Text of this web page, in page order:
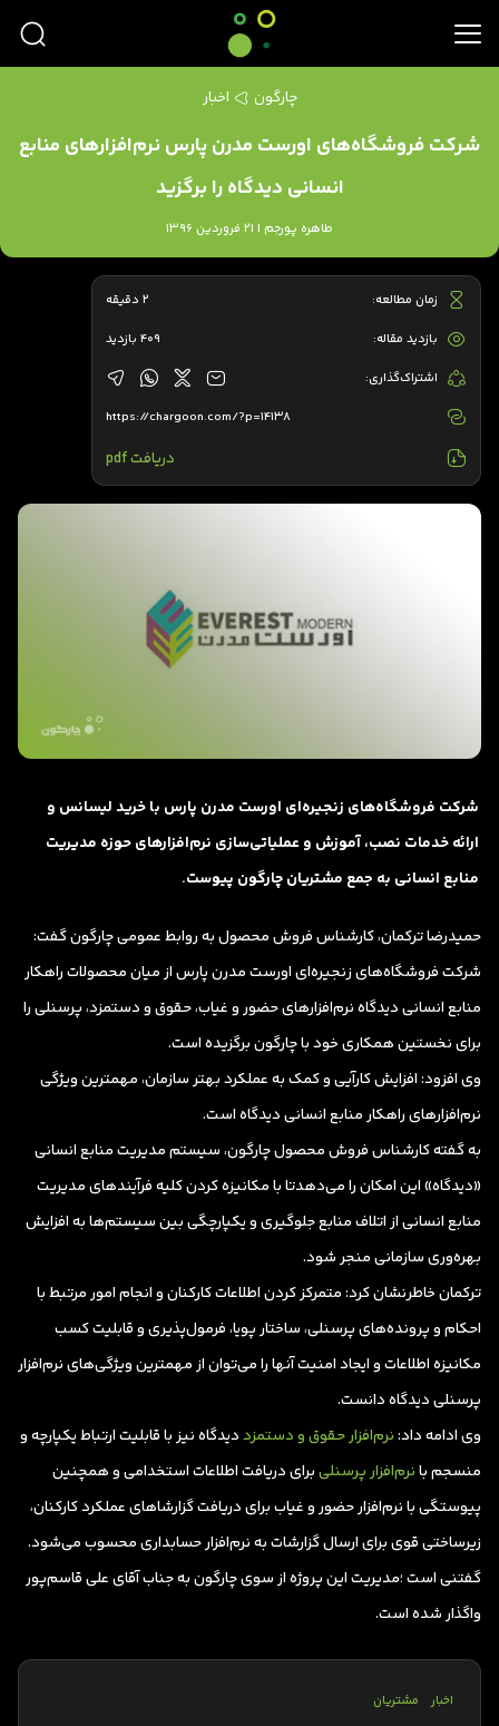
چارگون اخبار
شرکت فروشگاه‌های اورست مدرن پارس نرم‌افزارهای منابع
انسانی دیدگاه را برگزید
طاهره پورجم | 21 فروردین 1396
شرکت فروشگاه‌های زنجیره‌ای اورست مدرن پارس با خرید لیسانس و
ارائه خدمات نصب، آموزش و عملیاتی‌سازی نرم‌افزارهای حوزه مدیریت
منابع انسانی به جمع مشتریان چارگون پیوست.
حمیدرضا ترکمان، کارشناس فروش محصول به روابط عمومی چارگون گفت:
شرکت فروشگاه‌های زنجیره‌ای اورست مدرن پارس از میان محصولات راهکار
منابع انسانی دیدگاه نرم‌افزارهای حضور و غیاب، ‌حقوق و دستمزد، پرسنلی را
برای نخستین همکاری خود با چارگون برگزیده است.
وی افزود: افزایش کارآیی و کمک به عملکرد بهتر سازمان، مهمترین ویژگی
نرم‌افزارهای راهکار منابع انسانی دیدگاه است.
به گفته کارشناس فروش محصول چارگون، سیستم مدیریت منابع انسانی
«دیدگاه» این امکان را می‌دهدتا با مکانیزه کردن کلیه فرآیندهای مدیریت
منابع انسانی از اتلاف منابع جلوگیری و یکپارچگی بین سیستم‌ها به افزایش
بهره‌وری سازمانی منجر شود.
ترکمان خاطرنشان کرد: متمرکز کردن اطلاعات کارکنان و انجام امور مرتبط با
احکام و پرونده‌های پرسنلی، ساختار پویا، فرمول‌پذیری و قابلیت کسب
مکانیزه اطلاعات و ایجاد امنیت آنها را می‌توان از مهمترین ویژگی‌های نرم‌افزار
پرسنلی دیدگاه دانست.
وی ادامه داد:نرم‌افزار حقوق و دستمزددیدگاه نیز با قابلیت ارتباط یکپارچه و
منسجم بانرم‌افزار پرسنلیبرای دریافت اطلاعات استخدامی و همچنین
پیوستگی با نرم‌افزار حضور و غیاب برای دریافت گزارشا‌های عملکرد کارکنان،
زیرساختی قوی برای ارسال گزارشات به نرم‌افزار حسابداری محسوب می‌شود.
گفتنی است ؛مدیریت این پروژه از سوی چارگون به جناب آقای علی قاسم‌پور
واگذار شده است.
اخبار مشتریان
زمان مطالعه: 2 دقیقه
بازدید مقاله: 409 بازدید
اشتراک‌گذاری:
https://chargoon.com/?p=14138
دریافت pdf